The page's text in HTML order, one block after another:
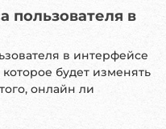
пользователя в
в интерфейсе
будет изменять
онлайн ли